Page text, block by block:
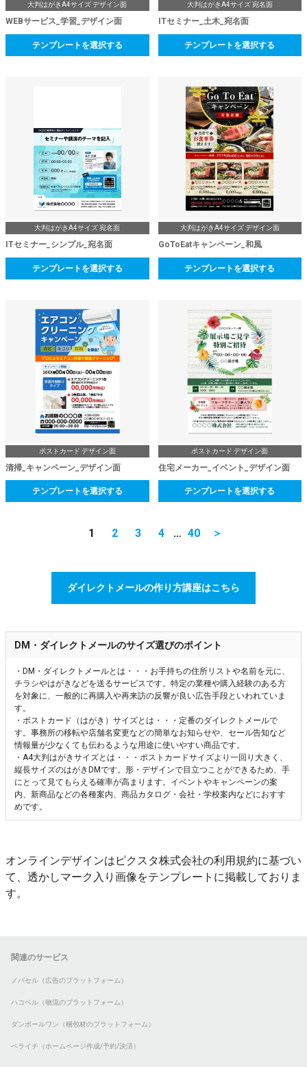
大判はがきA4サイズ デザイン面
WEBサービス_学習_デザイン面
テンプレートを選択する
大判はがきA4サイズ 宛名面
ITセミナー_土木_宛名面
テンプレートを選択する
大判はがきA4サイズ 宛名面
ITセミナー_シンプル_宛名面
テンプレートを選択する
大判はがきA4サイズ デザイン面
GoToEatキャンペーン_和風
テンプレートを選択する
ポストカード デザイン面
清掃_キャンペーン_デザイン面
テンプレートを選択する
ポストカード デザイン面
住宅メーカー_イベント_デザイン面
テンプレートを選択する
1 2 3 4 … 40 ＞
ダイレクトメールの作り方講座はこちら
DM・ダイレクトメールのサイズ選びのポイント
・DM・ダイレクトメールとは・・・お手持ちの住所リストや名前を元に、
チラシやはがきなどを送るサービスです。特定の業種や購入経験のある方
を対象に、一般的に再購入や再来訪の反響が良い広告手段といわれていま
す。
・ポストカード（はがき）サイズとは・・・定番のダイレクトメールで
す。事務所の移転や店舗名変更などの簡単なお知らせや、セール告知など
情報量が少なくても伝わるような用途に使いやすい商品です。
・A4大判はがきサイズとは・・・ポストカードサイズより一回り大きく、
縦長サイズのはがきDMです。形・デザインで目立つことができるため、手
にとって見てもらえる確率が高まります。イベントやキャンペーンの案
内、新商品などの各種案内、商品カタログ・会社・学校案内などにおすす
めです。
オンラインデザインはピクスタ株式会社の利用規約に基づい
て、透かしマーク入り画像をテンプレートに掲載しておりま
す。
関連のサービス
ノバセル（広告のプラットフォーム）
ハコベル（物流のプラットフォーム）
ダンボールワン（梱包材のプラットフォーム）
ペライチ（ホームページ作成/予約/決済）